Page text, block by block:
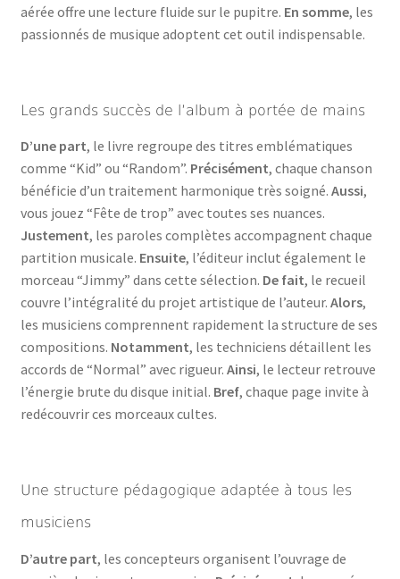
aérée offre une lecture fluide sur le pupitre. En somme, les
passionnés de musique adoptent cet outil indispensable.
Les grands succès de l’album à portée de mains
D’une part, le livre regroupe des titres emblématiques
comme “Kid” ou “Random”. Précisément, chaque chanson
bénéficie d’un traitement harmonique très soigné. Aussi,
vous jouez “Fête de trop” avec toutes ses nuances.
Justement, les paroles complètes accompagnent chaque
partition musicale. Ensuite, l’éditeur inclut également le
morceau “Jimmy” dans cette sélection. De fait, le recueil
couvre l’intégralité du projet artistique de l’auteur. Alors,
les musiciens comprennent rapidement la structure de ses
compositions. Notamment, les techniciens détaillent les
accords de “Normal” avec rigueur. Ainsi, le lecteur retrouve
l’énergie brute du disque initial. Bref, chaque page invite à
redécouvrir ces morceaux cultes.
Une structure pédagogique adaptée à tous les
musiciens
D’autre part, les concepteurs organisent l’ouvrage de